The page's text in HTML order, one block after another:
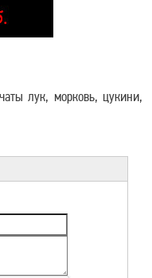
лук, морковь, цукини,